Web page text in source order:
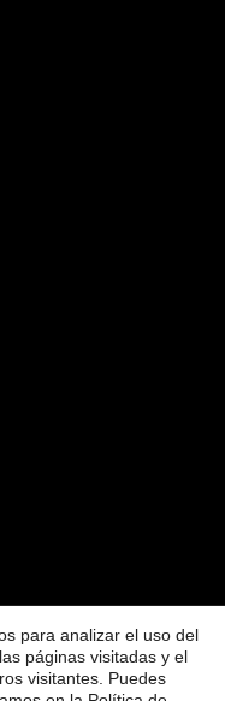
para analizar el uso del
páginas visitadas y el
visitantes. Puedes